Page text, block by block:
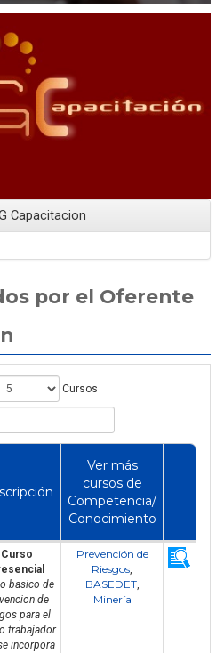
Capacitacion
por el Oferente
Cursos
Ver más
cursos de
Competencia/
Conocimiento
Curso
basico de
de
para el
trabajador
incorpora
Prevención de
Riesgos,
BASEDET,
Minería